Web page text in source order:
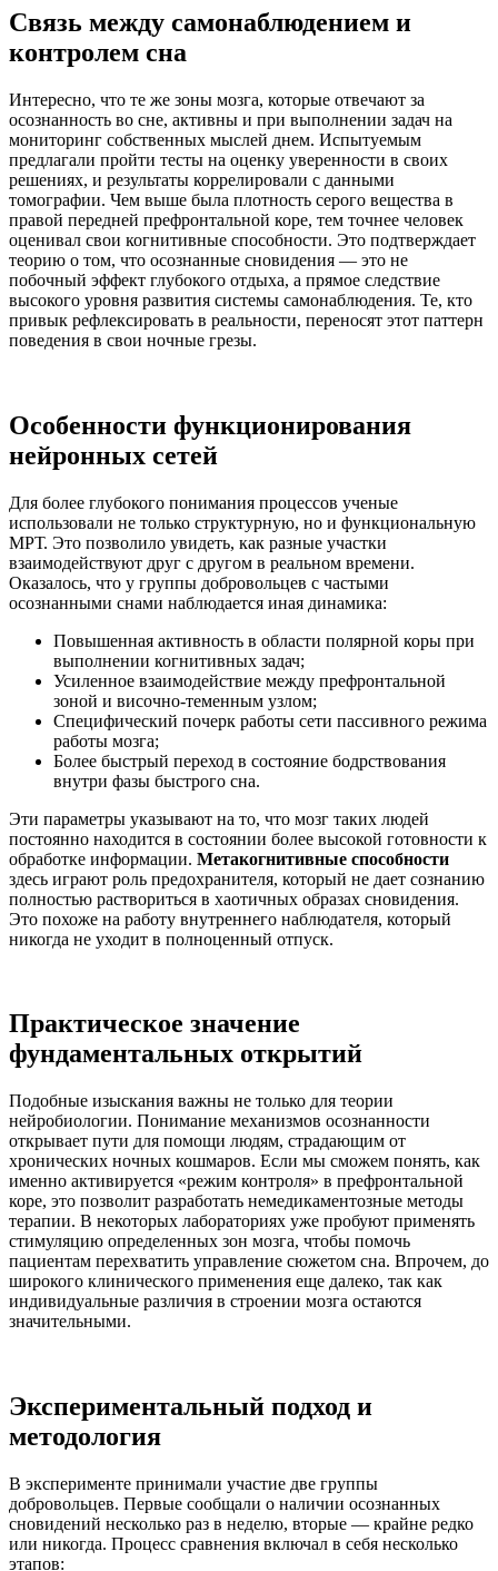
Связь между самонаблюдением и
контролем сна
Интересно, что те же зоны мозга, которые отвечают за
осознанность во сне, активны и при выполнении задач на
мониторинг собственных мыслей днем. Испытуемым
предлагали пройти тесты на оценку уверенности в своих
решениях, и результаты коррелировали с данными
томографии. Чем выше была плотность серого вещества в
правой передней префронтальной коре, тем точнее человек
оценивал свои когнитивные способности. Это подтверждает
теорию о том, что осознанные сновидения — это не
побочный эффект глубокого отдыха, а прямое следствие
высокого уровня развития системы самонаблюдения. Те, кто
привык рефлексировать в реальности, переносят этот паттерн
поведения в свои ночные грезы.
Особенности функционирования
нейронных сетей
Для более глубокого понимания процессов ученые
использовали не только структурную, но и функциональную
МРТ. Это позволило увидеть, как разные участки
взаимодействуют друг с другом в реальном времени.
Оказалось, что у группы добровольцев с частыми
осознанными снами наблюдается иная динамика:
Повышенная активность в области полярной коры при
выполнении когнитивных задач;
Усиленное взаимодействие между префронтальной
зоной и височно-теменным узлом;
Специфический почерк работы сети пассивного режима
работы мозга;
Более быстрый переход в состояние бодрствования
внутри фазы быстрого сна.
Эти параметры указывают на то, что мозг таких людей
постоянно находится в состоянии более высокой готовности к
обработке информации. Метакогнитивные способности
здесь играют роль предохранителя, который не дает сознанию
полностью раствориться в хаотичных образах сновидения.
Это похоже на работу внутреннего наблюдателя, который
никогда не уходит в полноценный отпуск.
Практическое значение
фундаментальных открытий
Подобные изыскания важны не только для теории
нейробиологии. Понимание механизмов осознанности
открывает пути для помощи людям, страдающим от
хронических ночных кошмаров. Если мы сможем понять, как
именно активируется «режим контроля» в префронтальной
коре, это позволит разработать немедикаментозные методы
терапии. В некоторых лабораториях уже пробуют применять
стимуляцию определенных зон мозга, чтобы помочь
пациентам перехватить управление сюжетом сна. Впрочем, до
широкого клинического применения еще далеко, так как
индивидуальные различия в строении мозга остаются
значительными.
Экспериментальный подход и
методология
В эксперименте принимали участие две группы
добровольцев. Первые сообщали о наличии осознанных
сновидений несколько раз в неделю, вторые — крайне редко
или никогда. Процесс сравнения включал в себя несколько
этапов: